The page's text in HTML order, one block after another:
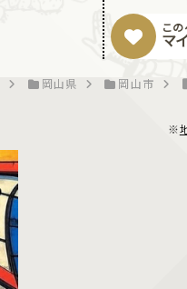
こ
マ
岡山県 岡山市
※